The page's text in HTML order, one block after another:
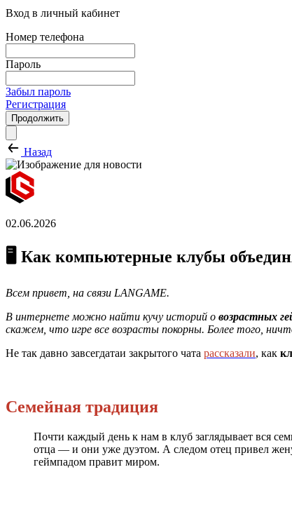
Вход в личный кабинет
Номер телефона
Пароль
Забыл пароль
Регистрация
Продолжить
Назад
02.06.2026
🖥️ Как компьютерные клубы
Всем привет, на связи LANGAME.
В интернете можно найти кучу историй о возрастных
скажем, что игре все возрасты покорны. Более того,
Не так давно завсегдатаи закрытого чата рассказали, как
Семейная традиция
Почти каждый день к нам в клуб заглядывает вся
отца — и они уже дуэтом. А следом отец привел
геймпадом правит миром.